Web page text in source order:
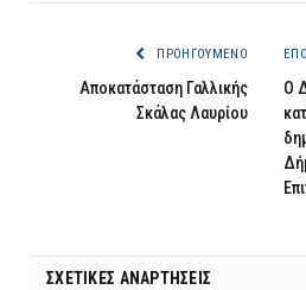
ΠΡΟΗΓΟΎΜΕΝΟ
Αποκατάσταση Γαλλικής
Σκάλας Λαυρίου
Ο
ΣΧΕΤΙΚΈΣ ΑΝΑΡΤΉΣΕΙΣ